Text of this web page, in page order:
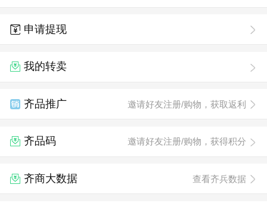
申请提现
我的转卖
齐品推广 邀请好友注册/购物，获取返利
齐品码 邀请好友注册/购物，获得积分
齐商大数据 查看齐兵数据